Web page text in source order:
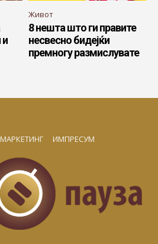
Живот
8 нешта што ги правите
несвесно бидејќи
премногу размислувате
МАРКЕТИНГ ИМПРЕСУМ